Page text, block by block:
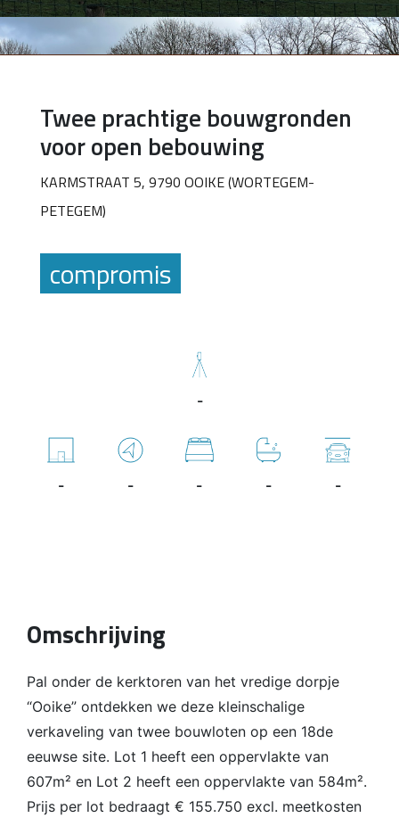
Twee prachtige bouwgronden
voor open bebouwing
KARMSTRAAT 5, 9790 OOIKE (WORTEGEM-
PETEGEM)
compromis
-
- - - - -
Omschrijving
Pal onder de kerktoren van het vredige dorpje
“Ooike” ontdekken we deze kleinschalige
verkaveling van twee bouwloten op een 18de
eeuwse site. Lot 1 heeft een oppervlakte van
607m² en Lot 2 heeft een oppervlakte van 584m².
Prijs per lot bedraagt € 155.750 excl. meetkosten